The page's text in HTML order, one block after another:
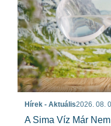
Hírek - Aktuális2026. 08.
A Sima Víz Már